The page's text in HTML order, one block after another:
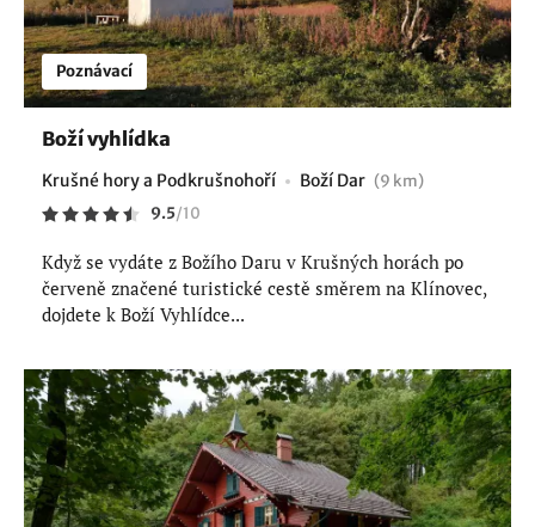
Poznávací
Boží vyhlídka
Krušné hory a Podkrušnohoří Boží Dar (9 km)
9.5/10
Když se vydáte z Božího Daru v Krušných horách po
červeně značené turistické cestě směrem na Klínovec,
dojdete k Boží Vyhlídce...